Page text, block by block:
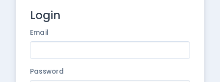
Login
Email
Password